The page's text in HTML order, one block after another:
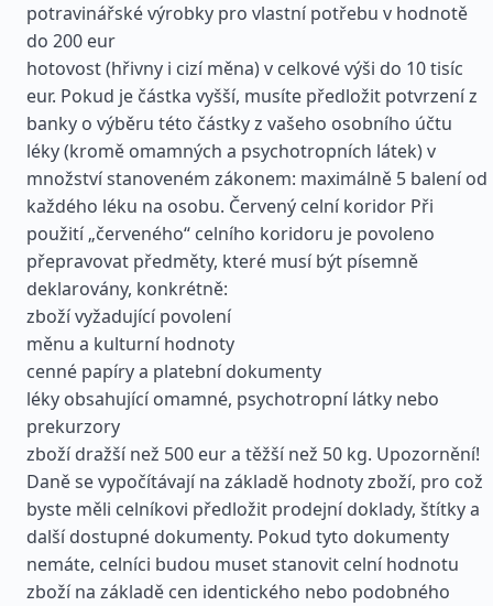
potravinářské výrobky pro vlastní potřebu v hodnotě
do 200 eur
hotovost (hřivny i cizí měna) v celkové výši do 10 tisíc
eur. Pokud je částka vyšší, musíte předložit potvrzení z
banky o výběru této částky z vašeho osobního účtu
léky (kromě omamných a psychotropních látek) v
množství stanoveném zákonem: maximálně 5 balení od
každého léku na osobu. Červený celní koridor Při
použití „červeného“ celního koridoru je povoleno
přepravovat předměty, které musí být písemně
deklarovány, konkrétně:
zboží vyžadující povolení
měnu a kulturní hodnoty
cenné papíry a platební dokumenty
léky obsahující omamné, psychotropní látky nebo
prekurzory
zboží dražší než 500 eur a těžší než 50 kg. Upozornění!
Daně se vypočítávají na základě hodnoty zboží, pro což
byste měli celníkovi předložit prodejní doklady, štítky a
další dostupné dokumenty. Pokud tyto dokumenty
nemáte, celníci budou muset stanovit celní hodnotu
zboží na základě cen identického nebo podobného